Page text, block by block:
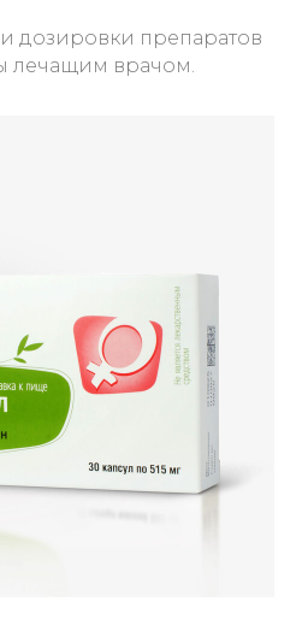
дозировки препаратов
лечащим врачом.